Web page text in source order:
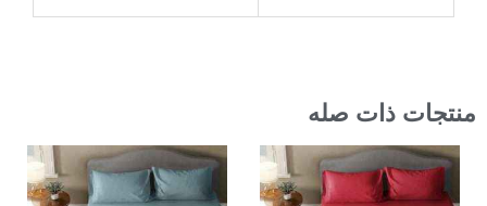
منتجات ذات صله